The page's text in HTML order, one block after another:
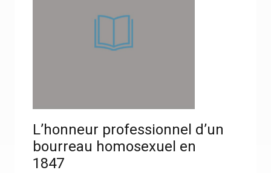
L’honneur professionnel d’un
bourreau homosexuel en
1847